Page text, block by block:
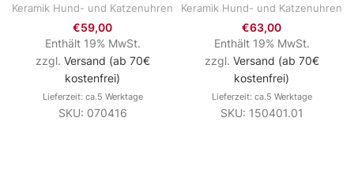
Keramik Hund- und Katzenuhren
€59,00
Enthält 19% MwSt.
zzgl. Versand (ab 70€
kostenfrei)
Lieferzeit: ca.5 Werktage
SKU: 070416
Keramik Hund- und Katzenuhren
€63,00
Enthält 19% MwSt.
zzgl. Versand (ab 70€
kostenfrei)
Lieferzeit: ca.5 Werktage
SKU: 150401.01